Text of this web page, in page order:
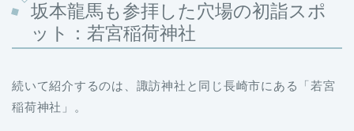
坂本龍馬も参拝した穴場の初詣スポ
ット：若宮稲荷神社
続いて紹介するのは、諏訪神社と同じ長崎市にある「若宮
稲荷神社」。